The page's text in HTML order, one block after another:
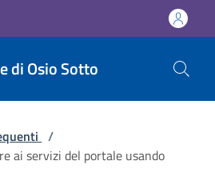
di Osio Sotto
/
ai servizi del portale usando